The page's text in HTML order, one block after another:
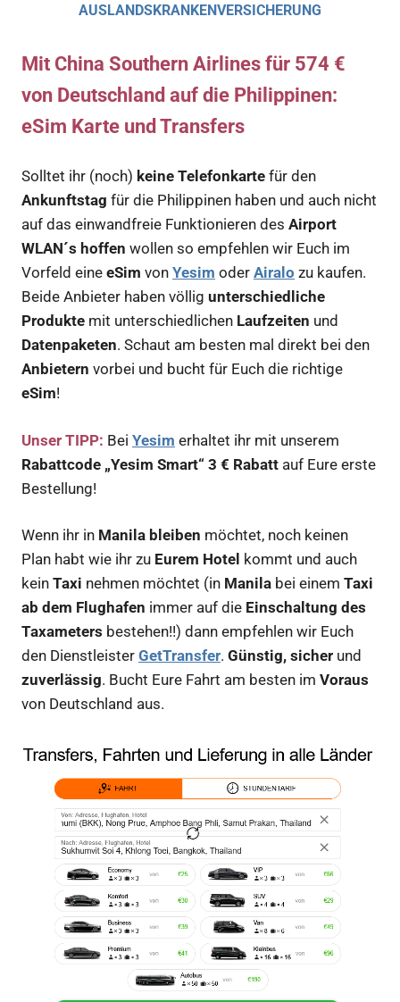
AUSLANDSKRANKENVERSICHERUNG
Mit China Southern Airlines für 574 €
von Deutschland auf die Philippinen:
eSim Karte und Transfers
Solltet ihr (noch) keine Telefonkarte für den
Ankunftstag für die Philippinen haben und auch nicht
auf das einwandfreie Funktionieren des Airport
WLAN´s hoffen wollen so empfehlen wir Euch im
Vorfeld eine eSim von Yesim oder Airalo zu kaufen.
Beide Anbieter haben völlig unterschiedliche
Produkte mit unterschiedlichen Laufzeiten und
Datenpaketen. Schaut am besten mal direkt bei den
Anbietern vorbei und bucht für Euch die richtige
eSim!
Unser TIPP: Bei Yesim erhaltet ihr mit unserem
Rabattcode „Yesim Smart“ 3 € Rabatt auf Eure erste
Bestellung!
Wenn ihr in Manila bleiben möchtet, noch keinen
Plan habt wie ihr zu Eurem Hotel kommt und auch
kein Taxi nehmen möchtet (in Manila bei einem Taxi
ab dem Flughafen immer auf die Einschaltung des
Taxameters bestehen!!) dann empfehlen wir Euch
den Dienstleister GetTransfer. Günstig, sicher und
zuverlässig. Bucht Eure Fahrt am besten im Voraus
von Deutschland aus.